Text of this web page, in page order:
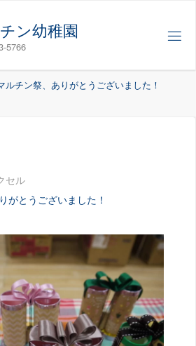
チン幼稚園
5766
ルチン祭、ありがとうございました！
セル
がとうございました！